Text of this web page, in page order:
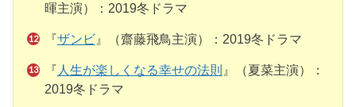
暉主演）：2019冬ドラマ
『ザンビ』（齋藤飛鳥主演）：2019冬ドラマ
『 人生が楽しくなる幸せの法則 』（夏菜主演）：
2019冬ドラマ